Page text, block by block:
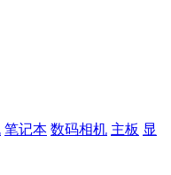
笔记本 数码相机 主板 显